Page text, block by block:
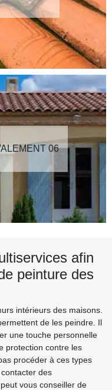
06
afin
peinture des
intérieurs des maisons.
de les peindre. Il
une touche personnelle
protection contre les
procéder à ces types
des
vous conseiller de